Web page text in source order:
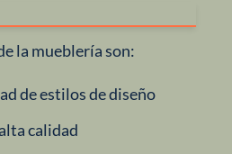
la mueblería son:
de estilos de diseño
calidad